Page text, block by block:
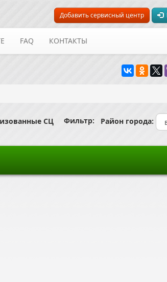
Добавить сервисный центр
FAQ КОНТАКТЫ
СЦ Фильтр: Район города: